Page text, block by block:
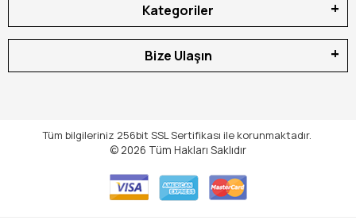
Kategoriler
Bize Ulaşın
Tüm bilgileriniz 256bit SSL Sertifikası ile korunmaktadır.
© 2026 Tüm Hakları Saklıdır